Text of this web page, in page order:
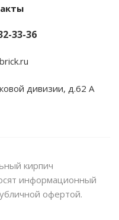
33-36
дивизии, д.62 А
кирпич
информационный
офертой.